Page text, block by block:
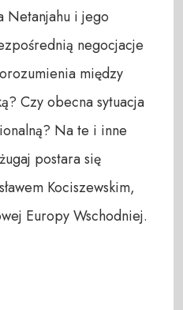
Netanjahu i jego
negocjacje
między
Czy obecna sytuacja
Na te i inne
postara się
Kociszewskim,
Europy Wschodniej.